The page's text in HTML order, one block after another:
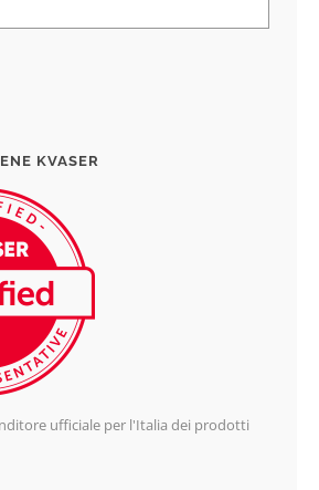
KVASER
ufficiale per l'Italia dei prodotti